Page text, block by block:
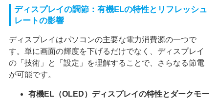
ディスプレイの調節：有機ELの特性とリフレッシュ
レートの影響
ディスプレイはパソコンの主要な電力消費源の一つで
す。単に画面の輝度を下げるだけでなく、ディスプレイ
の「技術」と「設定」を理解することで、さらなる節電
が可能です。
有機EL（OLED）ディスプレイの特性とダークモー